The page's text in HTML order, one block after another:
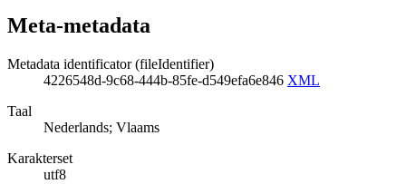
Meta-metadata
Metadata identificator (fileIdentifier)
4226548d-9c68-444b-85fe-d549efa6e846 XML
Taal
Nederlands; Vlaams
Karakterset
utf8